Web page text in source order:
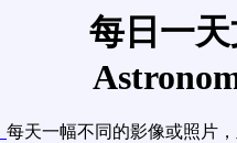
每日一
每天一幅不同的影像或照片